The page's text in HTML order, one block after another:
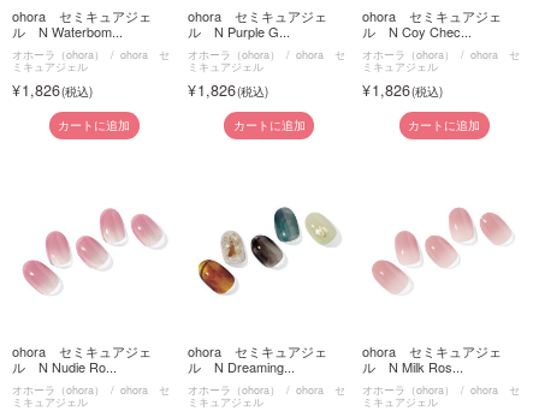
ログイン・新規会員登録
ohora セミキュアジェ
ル N Waterbom...
オホーラ（ohora） ohora セ
ミキュアジェル
1,826
カートに追加
ohora セミキュアジェ
ル N Purple G...
オホーラ（ohora） ohora セ
ミキュアジェル
1,826
カートに追加
ohora セミキュアジェ
ル N Coy Chec...
オホーラ（ohora） ohora セ
ミキュアジェル
1,826
カートに追加
ohora セミキュアジェ
ル N Nudie Ro...
オホーラ（ohora） ohora セ
ミキュアジェル
ohora セミキュアジェ
ル N Dreaming...
オホーラ（ohora） ohora セ
ミキュアジェル
ohora セミキュアジェ
ル N Milk Ros...
オホーラ（ohora） ohora セ
ミキュアジェル